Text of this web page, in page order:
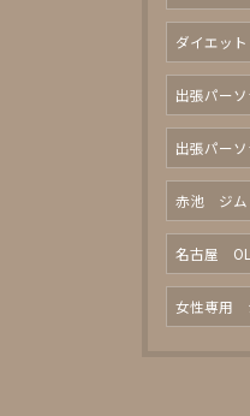
ダイエッ
出張パー
出張パー
赤池 ジム
名古屋
女性専用